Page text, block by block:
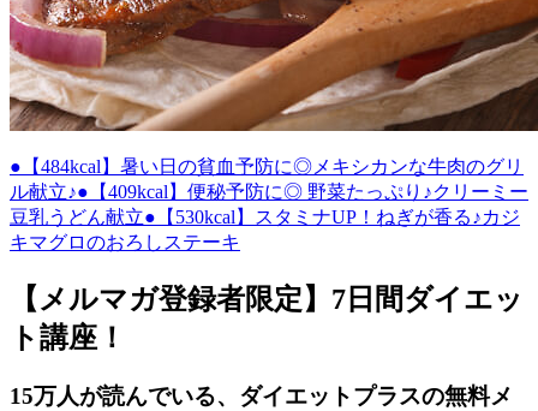
●【484kcal】暑い日の貧血予防に◎メキシカンな牛肉のグリ
ル献立♪●【409kcal】便秘予防に◎ 野菜たっぷり♪クリーミー
豆乳うどん献立●【530kcal】スタミナUP！ねぎが香る♪カジ
キマグロのおろしステーキ
【メルマガ登録者限定】7日間ダイエッ
ト講座！
15万人が読んでいる、ダイエットプラスの無料メ